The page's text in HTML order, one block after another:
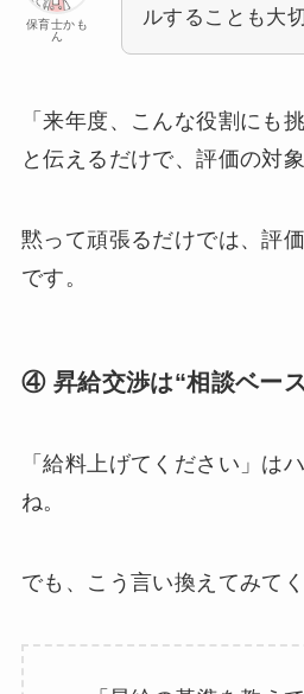
保育士かも
ん
ルすることも大切
「来年度、こんな役割にも
と伝えるだけで、評価の対
黙って頑張るだけでは、評
です。
④ 昇給交渉は“相談ベー
「給料上げてください」は
ね。
でも、こう言い換えてみてく